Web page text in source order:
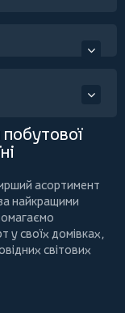
асортимент
найкращими
у своїх домівках,
світових